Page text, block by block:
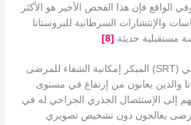
الواقع فإن هذا الفحص الأخير هو الأكثر
والإنتشارات السرطانية للبروستاتا
[
8
]
يوفر العلاج الإنقاذي الإشعاعي (SRT) المبكر إمكانية الشفاء للمرضى
والذين يعانون من إرتفاع في مستوى
إلى الإستئصال الجذري الجراحي له في
يعالجون دون تشخيص تصويري